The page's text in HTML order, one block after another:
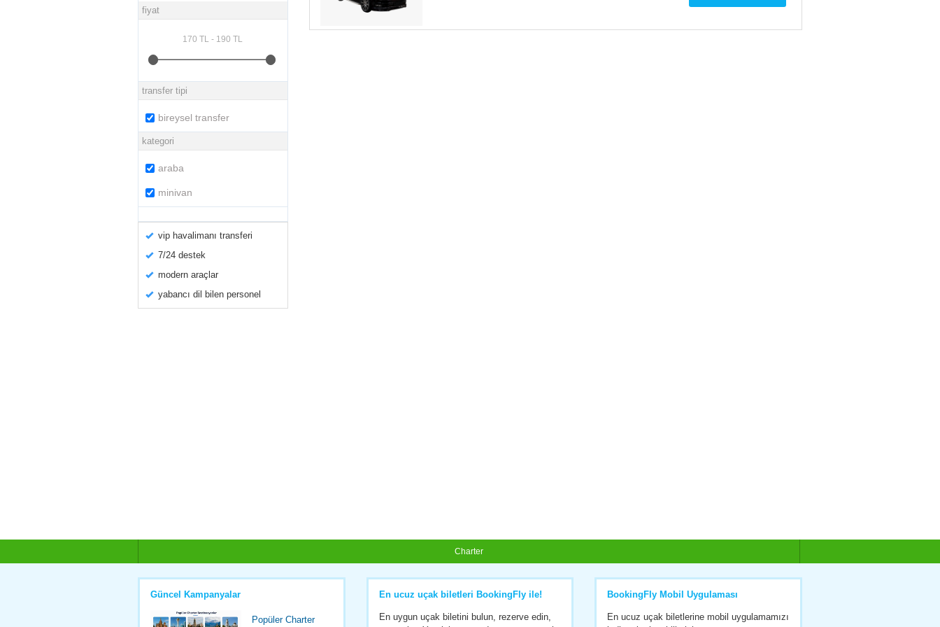
fiyat
transfer tipi
bireysel transfer
kategori
araba
minivan
vip havalimanı transferi
7/24 destek
modern araçlar
yabancı dil bilen personel
Charter
Güncel Kampanyalar
Popüler Charter
En ucuz uçak biletleri BookingFly ile!
En uygun uçak biletini bulun, rezerve edin,
BookingFly Mobil Uygulaması
En ucuz uçak biletlerine mobil uygulamamızı